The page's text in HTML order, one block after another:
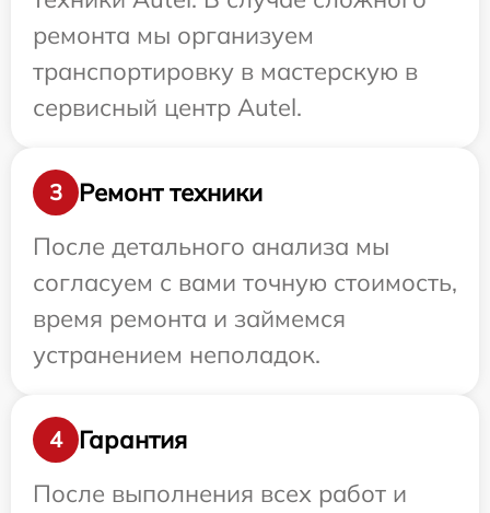
ремонта мы организуем
транспортировку в мастерскую в
сервисный центр Autel.
3
Ремонт техники
После детального анализа мы
согласуем с вами точную стоимость,
время ремонта и займемся
устранением неполадок.
4
Гарантия
После выполнения всех работ и